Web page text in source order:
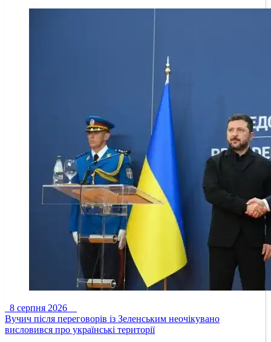
8 серпня 2026
Вучич після переговорів із Зеленським неочікувано
висловився про українські території